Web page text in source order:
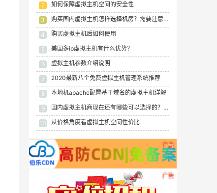
2 如何保障虚拟主机空间的安全性
3 购买国内虚拟主机怎样选择机房？需要注意什么？
4 购买虚拟主机后如何使用
5 美国多ip虚拟主机有什么优势？
6 虚拟主机参数介绍说明
7 2020最新八个免费虚拟主机管理系统推荐
8 本地机apache配置基于域名的虚拟主机详解
9 国内虚拟主机商现在还有哪些可以选择的？国内虚拟主机选择建议
10 从价格角度看虚拟主机空间性价比
广告
广告